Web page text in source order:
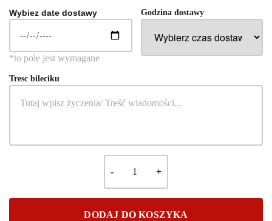
Wybiez date dostawy Godzina dostawy
Tresc bileciku
DODAJ DO KOSZYKA